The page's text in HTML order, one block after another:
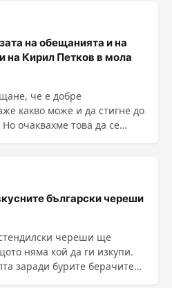
на обещанията и на
на Кирил Петков в мола
че е добре
какво може и да стигне до
очаквахме това да се
български череши
череши ще
няма кой да ги изкупи.
заради бурите берачите